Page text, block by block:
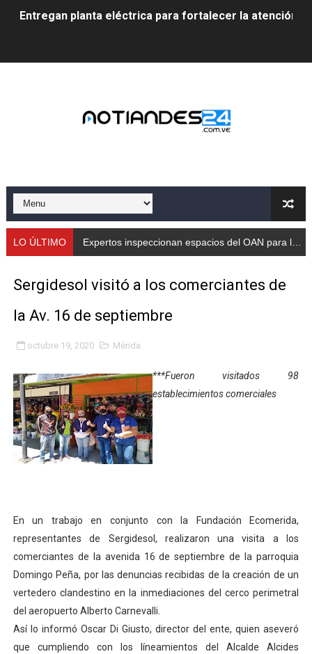
Entregan planta eléctrica para fortalecer la atención
Campo Elías avanza con plan de asfaltado
Venezuela instala su primer detector de
Consolidan planificación técnica en el Complejo
Gobernación de Mérida instalará mesa de trabajo con
Niños merideños potencian su talento en plan
Gobierno bolivariano avanza en la transformación del
Niños merideños aprenden sobre gaita de tambora
Hospital universitario muestra sus avances en visita
Gobernación de Mérida fortalece el desarrollo
Corposalud inició talleres para aspirantes al curso de
Fortalecen formación académica de médicos en
Fortaleciendo la economía comunal en El Vigía con
Campo Elías consolida plan de bacheo en el sector La
LO ÚLTIMO Expertos inspeccionan espacios del OAN para la instalación del detector Cherenkov de agua
Sergidesol visitó a los comerciantes de
la Av. 16 de septiembre
octubre 19, 2020 Mérida
***Fueron visitados 98
establecimientos comerciales
En un trabajo en conjunto con la Fundación Ecomerida,
representantes de Sergidesol, realizaron una visita a los
comerciantes de la avenida 16 de septiembre de la parroquia
Domingo Peña, por las denuncias recibidas de la creación de un
vertedero clandestino en la inmediaciones del cerco perimetral
del aeropuerto Alberto Carnevalli.
Así lo informó Oscar Di Giusto, director del ente, quien aseveró
que cumpliendo con los líneamientos del Alcalde Alcides